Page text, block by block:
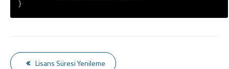
Lisans Süresi Yenileme